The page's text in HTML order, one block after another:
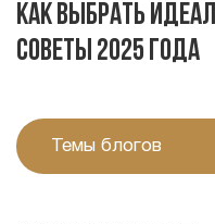
Как выбрать
советы 2025 года
Темы блогов